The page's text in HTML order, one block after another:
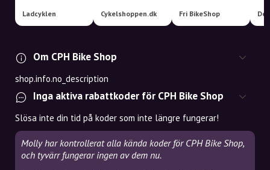
Ladcyklen Cykelshoppen.dk Fri BikeShop
Om CPH Bike Shop
shop.info.no_description
Inga aktiva rabattkoder för CPH Bike Shop
Slösa inte din tid på koder som inte längre fungerar!
Molly har kontrollerat alla kända koder för CPH Bike Shop,
och tyvärr fungerar ingen av dem nu.